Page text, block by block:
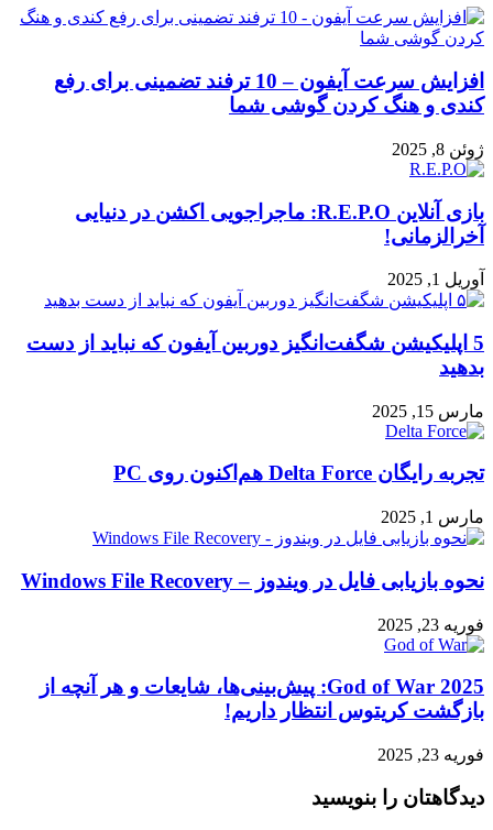
افزایش سرعت آیفون – 10 ترفند تضمینی برای رفع
کندی و هنگ کردن گوشی شما
ژوئن 8, 2025
بازی آنلاین R.E.P.O: ماجراجویی اکشن در دنیایی
آخرالزمانی!
آوریل 1, 2025
5 اپلیکیشن شگفت‌انگیز دوربین آیفون که نباید از دست
بدهید
مارس 15, 2025
تجربه رایگان Delta Force هم‌اکنون روی PC
مارس 1, 2025
نحوه بازیابی فایل در ویندوز – Windows File Recovery
فوریه 23, 2025
God of War 2025: پیش‌بینی‌ها، شایعات و هر آنچه از
بازگشت کریتوس انتظار داریم!
فوریه 23, 2025
دیدگاهتان را بنویسید